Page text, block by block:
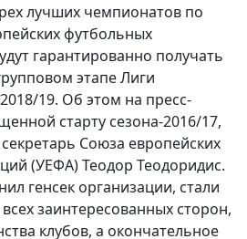
лучших чемпионатов по
футбольных
гарантированно получать
этапе Лиги
19. Об этом на пресс-
старту сезона-2016/17,
Союза европейских
(УЕФА) Теодор Теодоридис.
генсек организации, стали
заинтересованных сторон,
клубов, а окончательное